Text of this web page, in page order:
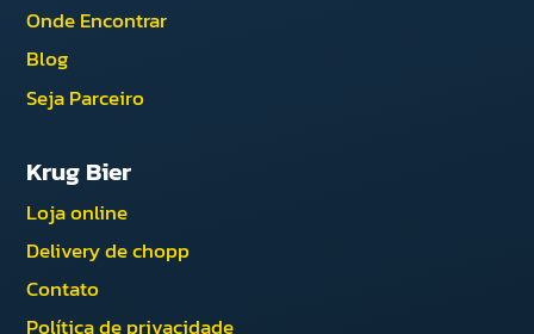
Onde Encontrar
Blog
Seja Parceiro
Krug Bier
Loja online
Delivery de chopp
Contato
Política de privacidade